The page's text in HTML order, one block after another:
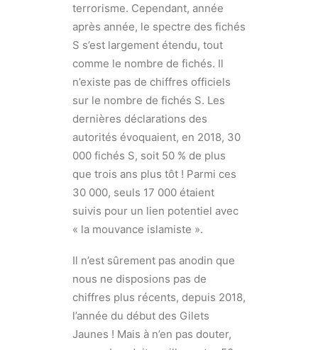
terrorisme. Cependant, année
après année, le spectre des fichés
S s’est largement étendu, tout
comme le nombre de fichés. Il
n’existe pas de chiffres officiels
sur le nombre de fichés S. Les
dernières déclarations des
autorités évoquaient, en 2018, 30
000 fichés S, soit 50 % de plus
que trois ans plus tôt ! Parmi ces
30 000, seuls 17 000 étaient
suivis pour un lien potentiel avec
« la mouvance islamiste ».
Il n’est sûrement pas anodin que
nous ne disposions pas de
chiffres plus récents, depuis 2018,
l’année du début des Gilets
Jaunes ! Mais à n’en pas douter,